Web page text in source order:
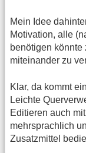
Mein Idee
Motivation, alle
benötigen könnte
miteinander zu
Klar, da kommt
Leichte
Editieren auch
mehrsprachlich
Zusatzmittel